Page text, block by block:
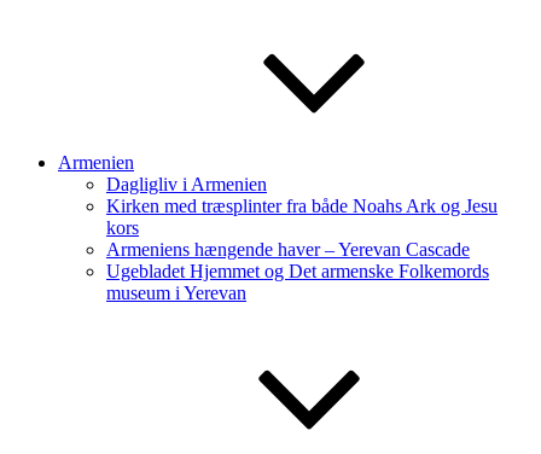
Armenien
Dagligliv i Armenien
Kirken med træsplinter fra både Noahs Ark og Jesu
kors
Armeniens hængende haver – Yerevan Cascade
Ugebladet Hjemmet og Det armenske Folkemords
museum i Yerevan